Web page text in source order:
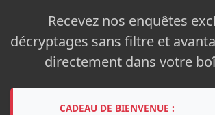
Recevez nos enquêtes
décryptages sans filtre et
directement dans votre
CADEAU DE BIENVENUE :